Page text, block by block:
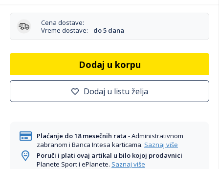
Cena dostave:
Vreme dostave:
do 5 dana
Dodaj u korpu
Dodaj u listu želja
Plaćanje do 18 mesečnih rata - Administrativnom
zabranom i Banca Intesa karticama. Saznaj više
Poruči i plati ovaj artikal u bilo kojoj prodavnici
Planete Sport i ePlanete. Saznaj više